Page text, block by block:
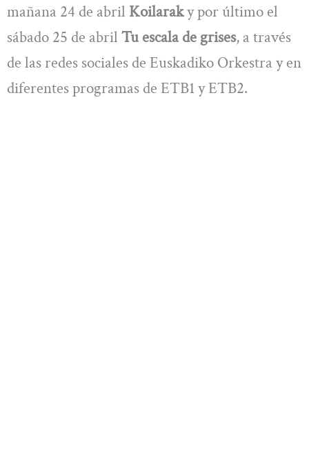
mañana 24 de abril Koilaraky por último el
sábado 25 de abril Tu escala de grises, a través
de las redes sociales de Euskadiko Orkestra y en
diferentes programas de ETB1 y ETB2.